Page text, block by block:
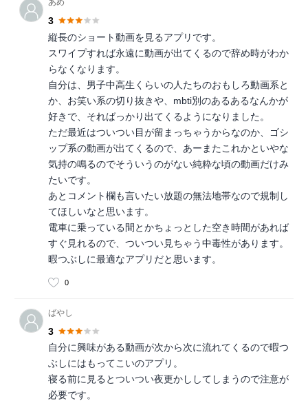
あめ
3
縦長のショート動画を見るアプリです。
スワイプすれば永遠に動画が出てくるので辞め時がわか
らなくなります。
自分は、男子中高生くらいの人たちのおもしろ動画系と
か、お笑い系の切り抜きや、mbti別のあるあるなんかが
好きで、そればっかり出てくるようになりました。
ただ最近はついつい目が留まっちゃうからなのか、ゴシ
ップ系の動画が出てくるので、あーまたこれかといやな
気持の鳴るのでそういうのがない純粋な頃の動画だけみ
たいです。
あとコメント欄も言いたい放題の無法地帯なので規制し
てほしいなと思います。
電車に乗っている間とかちょっとした空き時間があれば
すぐ見れるので、ついつい見ちゃう中毒性があります。
暇つぶしに最適なアプリだと思います。
0
ばやし
3
自分に興味がある動画が次から次に流れてくるので暇つ
ぶしにはもってこいのアプリ。
寝る前に見るとついつい夜更かししてしまうので注意が
必要です。